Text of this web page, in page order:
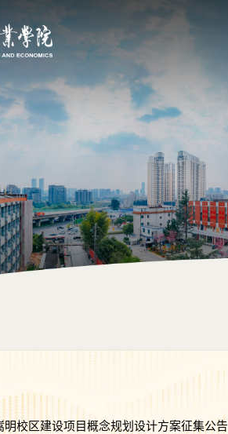
明校区建设项目概念规划设计方案征集公告